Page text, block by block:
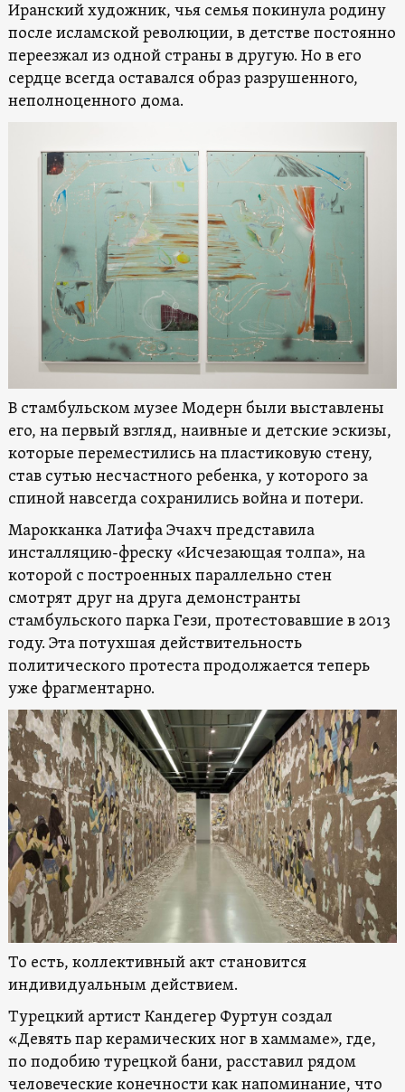
Иранский художник, чья семья покинула родину
после исламской революции, в детстве постоянно
переезжал из одной страны в другую. Но в его
сердце всегда оставался образ разрушенного,
неполноценного дома.
В стамбульском музее Модерн были выставлены
его, на первый взгляд, наивные и детские эскизы,
которые переместились на пластиковую стену,
став сутью несчастного ребенка, у которого за
спиной навсегда сохранились война и потери.
Марокканка Латифа Эчахч представила
инсталляцию-фреску «Исчезающая толпа», на
которой с построенных параллельно стен
смотрят друг на друга демонстранты
стамбульского парка Гези, протестовавшие в 2013
году. Эта потухшая действительность
политического протеста продолжается теперь
уже фрагментарно.
То есть, коллективный акт становится
индивидуальным действием.
Турецкий артист Кандегер Фуртун создал
«Девять пар керамических ног в хаммаме», где,
по подобию турецкой бани, расставил рядом
человеческие конечности как напоминание, что